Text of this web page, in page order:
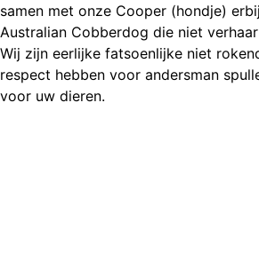
samen met onze Cooper (hondje)
Australian Cobberdog die niet
Wij zijn eerlijke fatsoenlijke niet
respect hebben voor andersman
voor uw dieren.